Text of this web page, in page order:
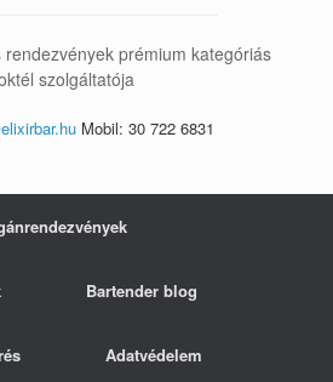
prémium kategóriás
szolgáltatója
Mobil: 30 722 6831
Bartender blog
Adatvédelem